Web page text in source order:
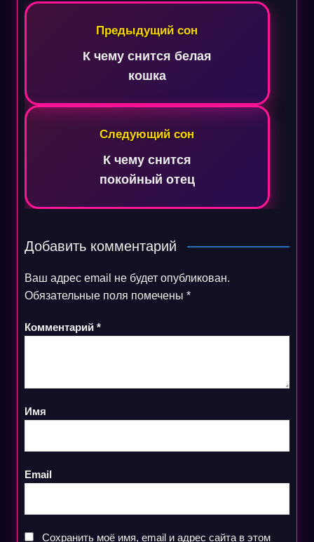
Навигация
записям
Предыдущий сон
К чему снится белая
кошка
Следующий сон
К чему снится
покойный отец
Добавить комментарий
Ваш адрес email не будет опубликован.
Обязательные поля помечены *
Комментарий *
Имя
Email
Сохранить моё имя, email и адрес сайта в этом